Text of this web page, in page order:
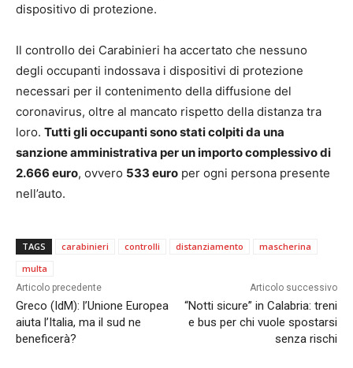
dispositivo di protezione.
Il controllo dei Carabinieri ha accertato che nessuno
degli occupanti indossava i dispositivi di protezione
necessari per il contenimento della diffusione del
coronavirus, oltre al mancato rispetto della distanza tra
loro. Tutti gli occupanti sono stati colpiti da una
sanzione amministrativa per un importo complessivo di
2.666 euro, ovvero 533 euro per ogni persona presente
nell’auto.
TAGS carabinieri controlli distanziamento
mascherina
multa
Articolo precedente
Greco (IdM): l’Unione Europea
aiuta l’Italia, ma il sud ne
beneficerà?
Articolo successivo
“Notti sicure” in Calabria: treni
e bus per chi vuole spostarsi
senza rischi